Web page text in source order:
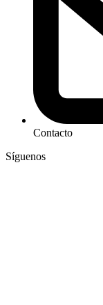
Contacto
Síguenos